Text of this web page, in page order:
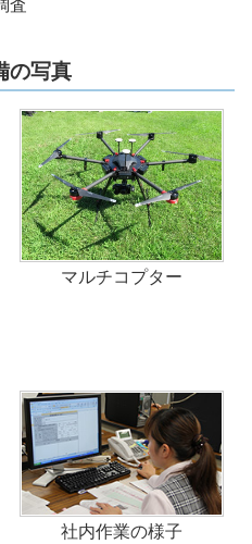
査
の写真
マルチコプター
社内作業の様子